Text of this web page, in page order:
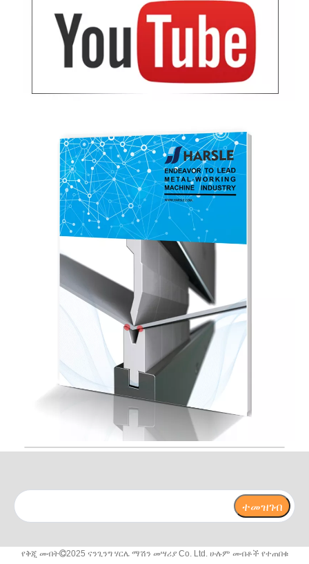
ተመዝገብ
የቅጂ መብት2025 ናንጊንግ ሃርሌ ማሽን መሣሪያ Co. Ltd. ሁሉም መብቶች የተጠበቁ